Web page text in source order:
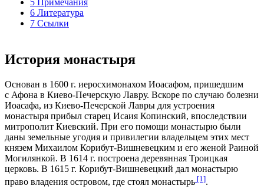
6 Литература
7 Ссылки
История монастыря
Основан в 1600 г. иеросхимонахом Иоасафом, пришедшим
с Афона в Киево-Печерскую Лавру. Вскоре по случаю болезни
Иоасафа, из Киево-Печерской Лавры для устроения
монастыря прибыл старец Исаия Копинский, впоследствии
митрополит Киевский. При его помощи монастырю были
даны земельные угодия и привилегии владельцем этих мест
князем Михаилом Корибут-Вишневецким и его женой Раиной
Могилянкой. В 1614 г. построена деревянная Троицкая
церковь. В 1615 г. Корибут-Вишневецкий дал монастырю
право владения островом, где стоял монастырь [1].